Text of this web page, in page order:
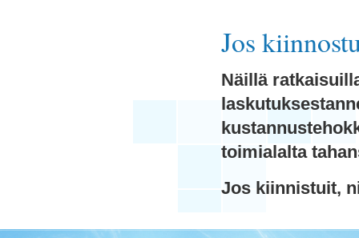
Jos
Näillä
toimialalta
Jos kiinnistuit,